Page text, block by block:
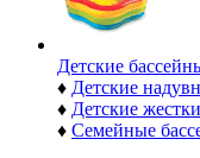
Детские
♦ Детские
♦ Детские
♦ Семейные